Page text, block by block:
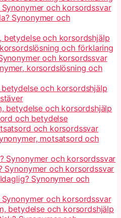
och korsordssvar
Synonymer och
betydelse och korsordshjälp
och förklaring
och korsordssvar
korsordslösning och
och korsordshjälp
betydelse och korsordshjälp
och betydelse
och korsordssvar
motsatsord och
Synonymer och korsordssvar
Synonymer och korsordssvar
Synonymer och
och korsordssvar
betydelse och korsordshjälp